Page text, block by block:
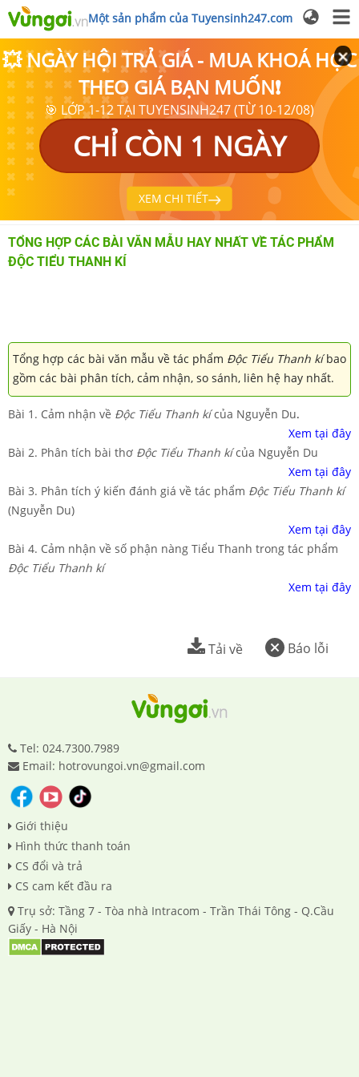
Một sản phẩm của Tuyensinh247.com
💥 NGÀY HỘI TRẢ GIÁ - MUA KHOÁ HỌC
THEO GIÁ BẠN MUỐN❗
🎯 LỚP 1-12 TẠI TUYENSINH247 (TỪ 10-12/08)
CHỈ CÒN 1 NGÀY
XEM CHI TIẾT
TỔNG HỢP CÁC BÀI VĂN MẪU HAY NHẤT VỀ TÁC PHẨM
ĐỘC TIỂU THANH KÍ
Tổng hợp các bài văn mẫu về tác phẩm Độc Tiểu Thanh kíbao
gồm các bài phân tích, cảm nhận, so sánh, liên hệ hay nhất.
Bài 1. Cảm nhận về Độc Tiểu Thanh kícủa Nguyễn Du.
Xem tại đây
Bài 2. Phân tích bài thơ Độc Tiểu Thanh kícủa Nguyễn Du
Xem tại đây
Bài 3. Phân tích ý kiến đánh giá về tác phẩm Độc Tiểu Thanh kí
(Nguyễn Du)
Xem tại đây
Bài 4. Cảm nhận về số phận nàng Tiểu Thanh trong tác phẩm
Độc Tiểu Thanh kí
Xem tại đây
Báo lỗi
Tải về
Tel: 024.7300.7989
Email: hotrovungoi.vn@gmail.com
Giới thiệu
Hình thức thanh toán
CS đổi và trả
CS cam kết đầu ra
Trụ sở: Tầng 7 - Tòa nhà Intracom - Trần Thái Tông - Q.Cầu
Giấy - Hà Nội